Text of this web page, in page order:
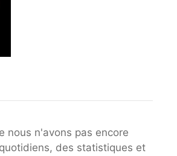
nous n'avons pas encore
des statistiques et